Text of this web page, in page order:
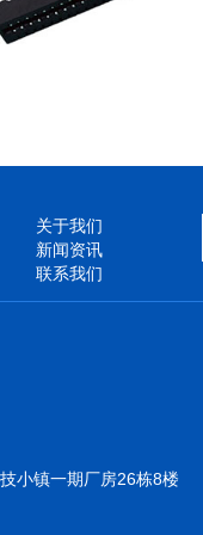
关于我们
新闻资讯
联系我们
小镇一期厂房26栋8楼